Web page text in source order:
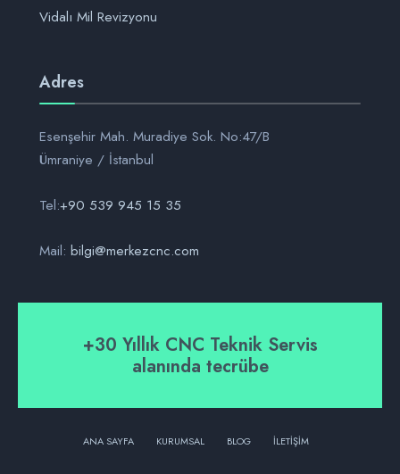
Vidalı Mil Revizyonu
Adres
Esenşehir Mah. Muradiye Sok. No:47/B
Ümraniye / İstanbul
Tel:+90 539 945 15 35
Mail: bilgi@merkezcnc.com
+30 Yıllık CNC Teknik Servis
alanında tecrübe
ANA SAYFA KURUMSAL BLOG İLETIŞIM